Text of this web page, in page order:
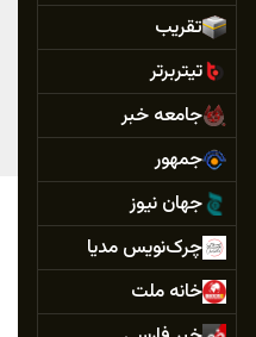
تقريب
تیتربرتر
جامعه خبر
جمهور
جهان نيوز
چرک‌نویس مدیا
خانه ملت